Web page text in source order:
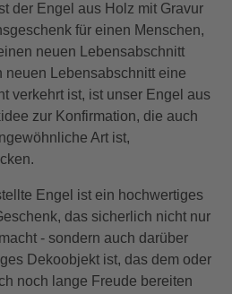
der Engel aus Holz mit Gravur
für einen Menschen,
neuen Lebensabschnitt
neuen Lebensabschnitt eine
verkehrt ist, ist unser Engel aus
zur Konfirmation, die auch
Art ist,
Engel ist ein hochwertiges
das sicherlich nicht nur
- sondern auch darüber
Dekoobjekt ist, das dem oder
noch lange Freude bereiten